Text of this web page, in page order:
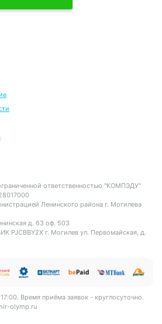
ответственностью "КОМПЭДУ"
Ленинского района г. Могилева
д. 63 оф. 503
PJCBBY2X г. Могилев ул. Первомайская, д.
Время приёма заявок - круглосуточно.
olymp.ru